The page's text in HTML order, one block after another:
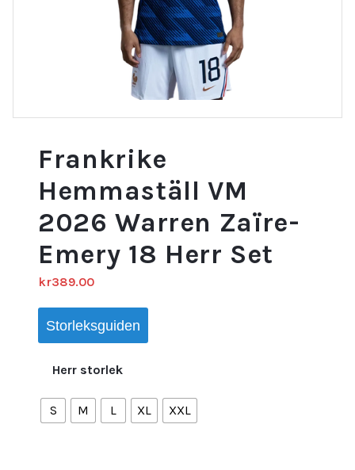
Frankrike
Hemmaställ VM
2026 Warren Zaïre-
Emery 18 Herr Set
kr389.00
Storleksguiden
Herr storlek
S M L XL XXL